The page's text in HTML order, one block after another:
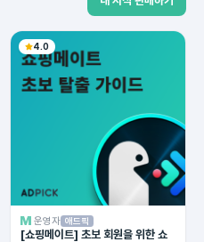
4.0
운영자 애드픽
[쇼핑메이트] 초보 회원을 위한 쇼